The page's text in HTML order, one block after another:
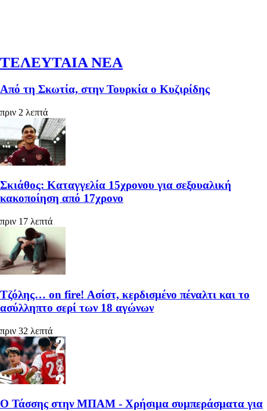
ΤΕΛΕΥΤΑΙΑ ΝΕΑ
Από τη Σκωτία, στην Τουρκία ο Κυζιρίδης
πριν 2 λεπτά
Σκιάθος: Καταγγελία 15χρονου για σεξουαλική
κακοποίηση από 17χρονο
πριν 17 λεπτά
Τζόλης… on fire! Ασίστ, κερδισμένο πέναλτι και το
ασύλληπτο σερί των 18 αγώνων
πριν 32 λεπτά
Ο Τάσσης στην ΜΠΑΜ - Χρήσιμα συμπεράσματα για